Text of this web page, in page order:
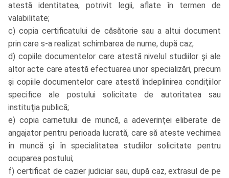
atestă identitatea, potrivit legii, aflate în termen de
valabilitate;
c) copia certificatului de căsătorie sau a altui document
prin care s-a realizat schimbarea de nume, după caz;
d) copiile documentelor care atestă nivelul studiilor şi ale
altor acte care atestă efectuarea unor specializări, precum
şi copiile documentelor care atestă îndeplinirea condiţiilor
specifice ale postului solicitate de autoritatea sau
instituţia publică;
e) copia carnetului de muncă, a adeverinţei eliberate de
angajator pentru perioada lucrată, care să ateste vechimea
în muncă şi în specialitatea studiilor solicitate pentru
ocuparea postului;
f) certificat de cazier judiciar sau, după caz, extrasul de pe